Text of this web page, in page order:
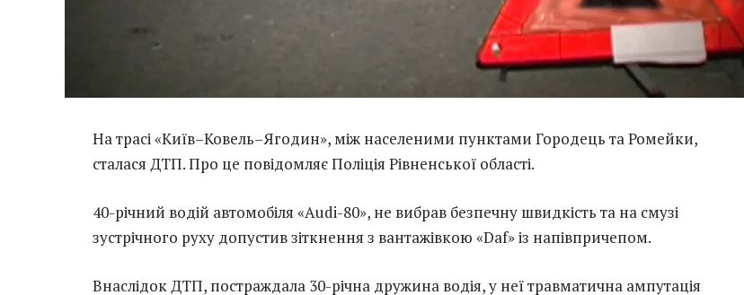
На трасі «Київ–Ковель–Ягодин», між населеними пунктами Городець та Ромейки,
сталася ДТП. Про це повідомляє Поліція Рівненської області.
40-річний водій автомобіля «Audi-80», не вибрав безпечну швидкість та на смузі
зустрічного руху допустив зіткнення з вантажівкою «Daf» із напівпричепом.
Внаслідок ДТП, постраждала 30-річна дружина водія, у неї травматична ампутація